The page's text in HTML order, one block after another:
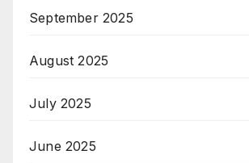
September 2025
August 2025
July 2025
June 2025